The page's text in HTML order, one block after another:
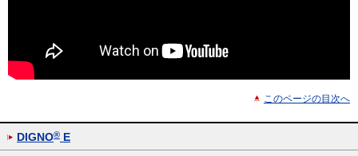
このページの目次へ
DIGNO® E